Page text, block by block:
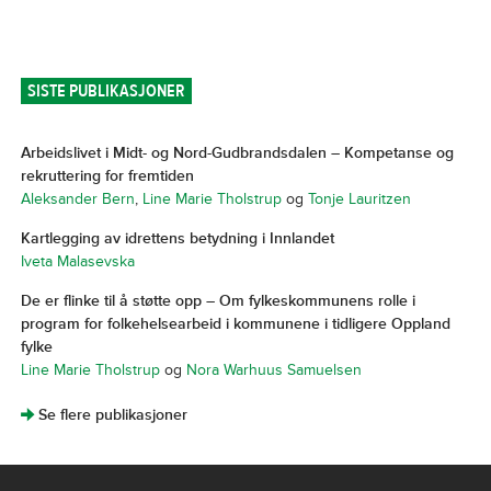
SISTE PUBLIKASJONER
Arbeidslivet i Midt- og Nord-Gudbrandsdalen – Kompetanse og
rekruttering for fremtiden
Aleksander Bern, Line Marie Tholstrupog Tonje Lauritzen
Kartlegging av idrettens betydning i Innlandet
Iveta Malasevska
De er flinke til å støtte opp – Om fylkeskommunens rolle i
program for folkehelsearbeid i kommunene i tidligere Oppland
fylke
Line Marie Tholstrupog Nora Warhuus Samuelsen
]Se flere publikasjoner